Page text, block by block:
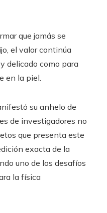
que jamás se
el valor continúa
delicado como para
en la piel.
su anhelo de
de investigadores no
que presenta este
exacta de la
uno de los desafíos
la física